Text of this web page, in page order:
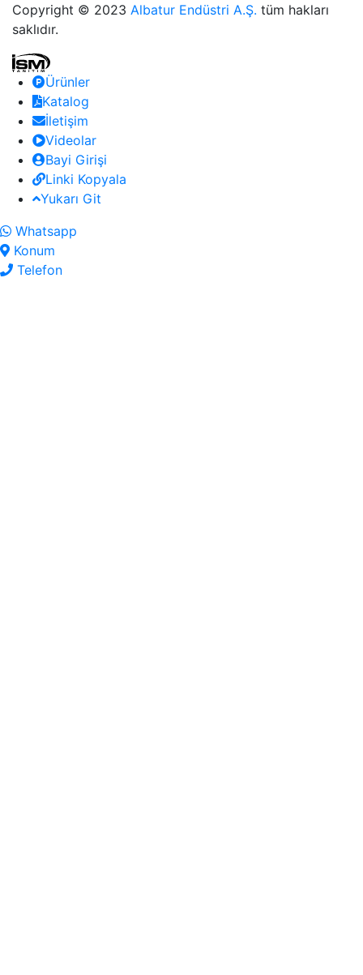
Copyright © 2023 Albatur Endüstri A.Ş. tüm hakları
saklıdır.
Ürünler
Katalog
İletişim
Videolar
Bayi Girişi
Linki Kopyala
Yukarı Git
Whatsapp
Konum
Telefon